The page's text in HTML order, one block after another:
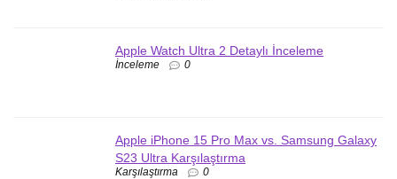
Apple Watch Ultra 2 Detaylı İnceleme
İnceleme 0
Apple iPhone 15 Pro Max vs. Samsung Galaxy
S23 Ultra Karşılaştırma
Karşılaştırma 0